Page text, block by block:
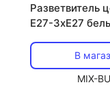
Разветвитель
Е27-3хЕ27
В
MIX-